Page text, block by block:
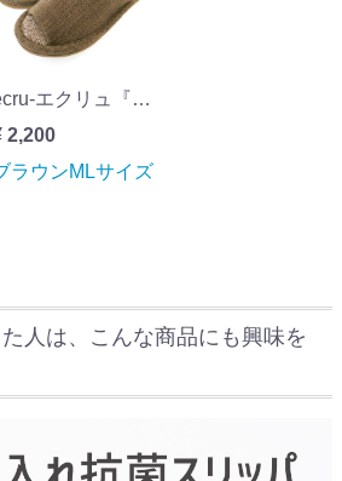
ecru-エクリュ『絨毯パイル』ブラウンMLサイズ
2,200
ラウンMLサイズ
人は、こんな商品にも興味を